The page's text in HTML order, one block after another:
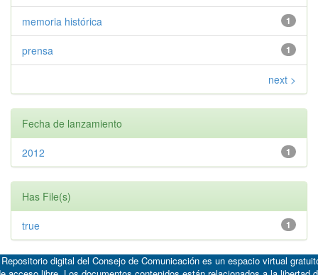
1
memoria histórica
1
prensa
next >
Fecha de lanzamiento
1
2012
Has File(s)
1
true
digital del Consejo de Comunicación es un espacio virtual